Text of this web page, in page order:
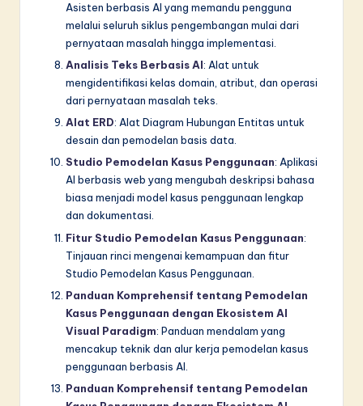
Asisten berbasis AI yang memandu pengguna
melalui seluruh siklus pengembangan mulai dari
pernyataan masalah hingga implementasi.
Analisis Teks Berbasis AI: Alat untuk
mengidentifikasi kelas domain, atribut, dan operasi
dari pernyataan masalah teks.
Alat ERD: Alat Diagram Hubungan Entitas untuk
desain dan pemodelan basis data.
Studio Pemodelan Kasus Penggunaan: Aplikasi
AI berbasis web yang mengubah deskripsi bahasa
biasa menjadi model kasus penggunaan lengkap
dan dokumentasi.
Fitur Studio Pemodelan Kasus Penggunaan:
Tinjauan rinci mengenai kemampuan dan fitur
Studio Pemodelan Kasus Penggunaan.
Panduan Komprehensif tentang Pemodelan
Kasus Penggunaan dengan Ekosistem AI
Visual Paradigm: Panduan mendalam yang
mencakup teknik dan alur kerja pemodelan kasus
penggunaan berbasis AI.
Panduan Komprehensif tentang Pemodelan